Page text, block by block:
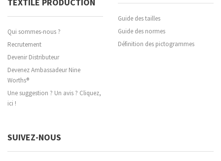
Qui sommes-nous ?
Recrutement
Devenir Distributeur
Devenez Ambassadeur Nine
Worths®
Une suggestion ? Un avis ? Cliquez,
ici !
Guide des tailles
Guide des normes
Définition des pictogrammes
SUIVEZ-NOUS